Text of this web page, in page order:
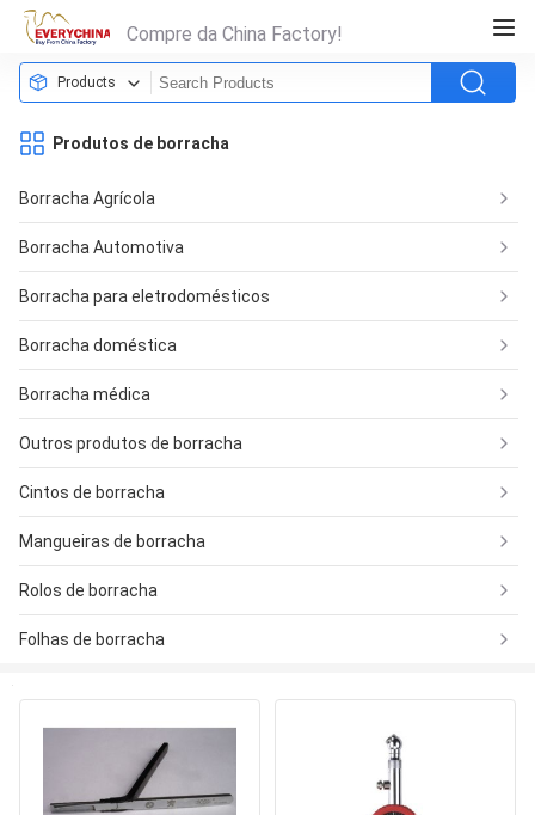
Compre da China Factory!
Products
Produtos de borracha
Borracha Agrícola
Borracha Automotiva
Borracha para eletrodomésticos
Borracha doméstica
Borracha médica
Outros produtos de borracha
Cintos de borracha
Mangueiras de borracha
Rolos de borracha
Folhas de borracha